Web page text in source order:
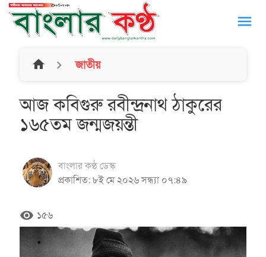
menu
home জাতীয়
আজ কবিগুরু রবীন্দ্রনাথ ঠাকুরের
১৬৫তম জন্মজয়ন্তী
বাংলার কণ্ঠ ডেস্ক
প্রকাশিত: ৮ই মে ২০২৬ সন্ধ্যা ০৭:৪৯
remove_red_eye ১৫৬